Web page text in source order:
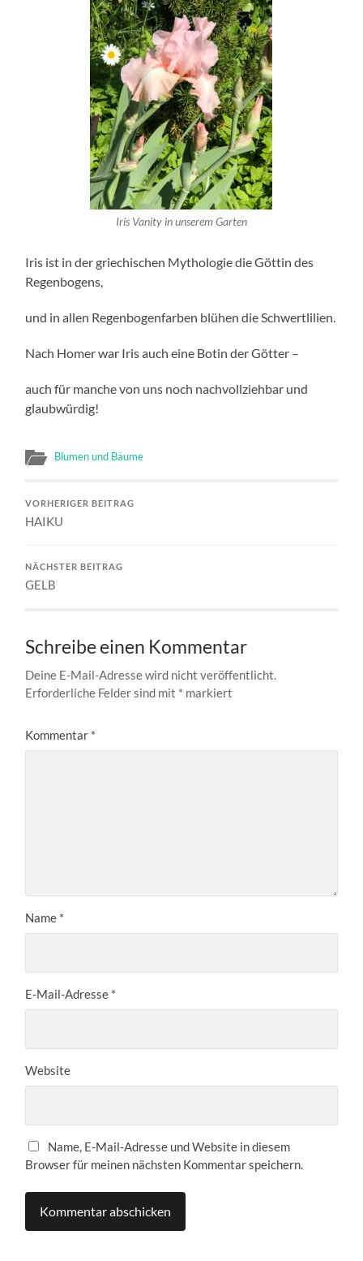
Iris Vanity in unserem Garten
Iris ist in der griechischen Mythologie die Göttin des
Regenbogens,
und in allen Regenbogenfarben blühen die Schwertlilien.
Nach Homer war Iris auch eine Botin der Götter –
auch für manche von uns noch nachvollziehbar und
glaubwürdig!
Blumen und Bäume
VORHERIGER BEITRAG
HAIKU
NÄCHSTER BEITRAG
GELB
Schreibe einen Kommentar
Deine E-Mail-Adresse wird nicht veröffentlicht.
Erforderliche Felder sind mit * markiert
Kommentar *
Name *
E-Mail-Adresse *
Website
Name, E-Mail-Adresse und Website in diesem
Browser für meinen nächsten Kommentar speichern.